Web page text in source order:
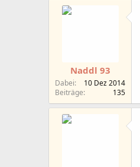
Naddl 93
Dabei
10 Dez 2014
Beiträge
135